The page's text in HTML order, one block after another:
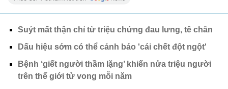
Suýt mất thận chỉ từ triệu chứng đau lưng, tê chân
Dấu hiệu sớm có thể cảnh báo 'cái chết đột ngột'
Bệnh ‘giết người thầm lặng’ khiến nửa triệu người
trên thế giới tử vong mỗi năm